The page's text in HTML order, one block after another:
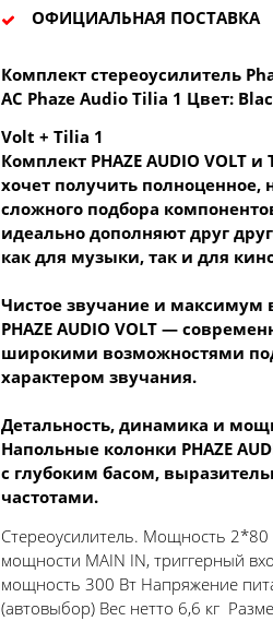
ОФИЦИАЛЬНАЯ ПОСТАВКА
Комплект стереоусилитель
АС Phaze Audio Tilia 1 Цвет:
Volt + Tilia 1
Комплект PHAZE AUDIO VOLT
хочет получить
сложного подбора
идеально дополняют друг
как для музыки, так и для
Чистое звучание и максимум
PHAZE AUDIO VOLT —
широкими возможностями
характером звучания.
Детальность, динамика и
Напольные колонки PHAZE
с глубоким басом,
частотами.
Стереоусилитель. Мощность 2*80
мощности MAIN IN, триггерный
мощность 300 Вт Напряжение
(автовыбор) Вес нетто 6,6 кг